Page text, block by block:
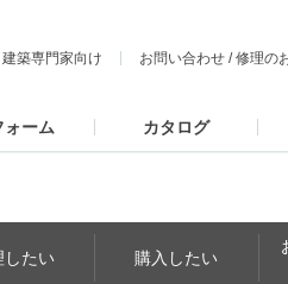
建築専門家向け お問い合わせ /修理の
ォーム カタログ
したい 購入したい